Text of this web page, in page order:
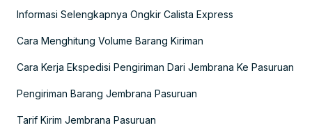
Informasi Selengkapnya Ongkir Calista Express
Cara Menghitung Volume Barang Kiriman
Cara Kerja Ekspedisi Pengiriman Dari Jembrana Ke Pasuruan
Pengiriman Barang Jembrana Pasuruan
Tarif Kirim Jembrana Pasuruan